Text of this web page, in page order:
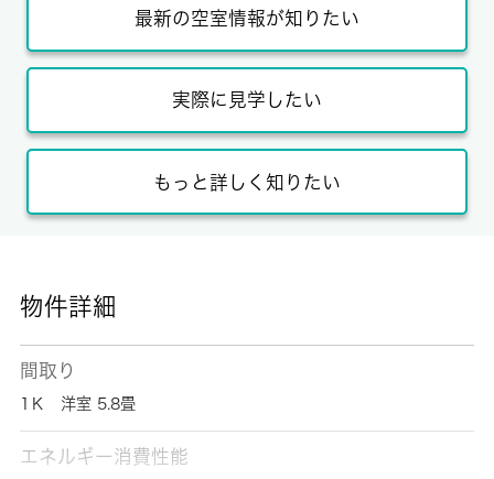
最新の空室情報が知りたい
実際に見学したい
もっと詳しく知りたい
物件詳細
間取り
1Ｋ 洋室 5.8畳
エネルギー消費性能